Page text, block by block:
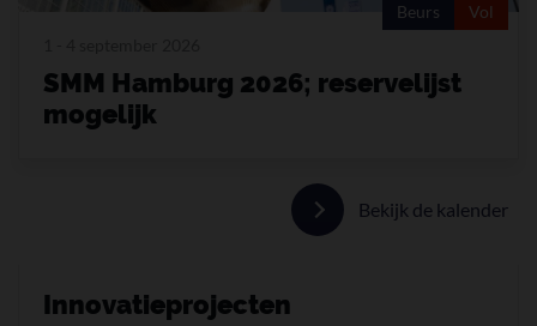
Beurs
Vol
SMM Hamburg 2026; reservelijst
mogelijk
Bekijk de kalender
Innovatieprojecten